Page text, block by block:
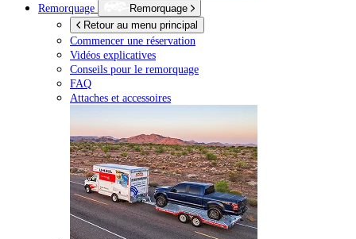
Remorquage
Remorquage
Retour au menu principal
Commencer une réservation
Vidéos explicatives
Conseils pour le remorquage
FAQ
Attaches et accessoires